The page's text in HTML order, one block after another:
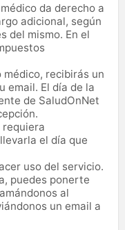
da derecho a
adicional, según
del mismo. En el
médico, recibirás un
email. El día de la
de SaludOnNet
requiera
el día que
uso del servicio.
puedes ponerte
al
un email a